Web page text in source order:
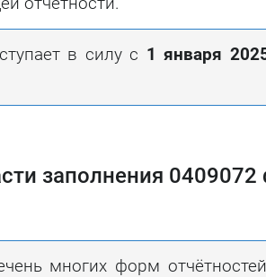
в силу с 1 января
заполнения
многих форм